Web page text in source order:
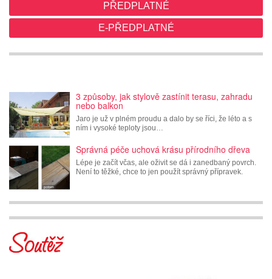
PŘEDPLATNÉ
E-PŘEDPLATNÉ
3 způsoby, jak stylově zastínit terasu, zahradu
nebo balkon
Jaro je už v plném proudu a dalo by se říci, že léto a s
ním i vysoké teploty jsou…
Správná péče uchová krásu přírodního dřeva
Lépe je začít včas, ale oživit se dá i zanedbaný povrch.
Není to těžké, chce to jen použít správný přípravek.